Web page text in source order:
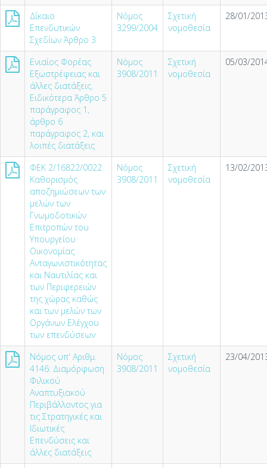
Δίκαιο
Επενδυτικών
Σχεδίων Άρθρο 3
Νόμος
3299/2004
Σχετική
νομοθεσία
28/01/
Ενιαίος Φορέας
Εξωστρέφειας και
άλλες διατάξεις.
Ειδικότερα Άρθρο 5
παράγραφος 1,
άρθρο 6
παράγραφος 2, και
λοιπές διατάξεις
Νόμος
3908/2011
Σχετική
νομοθεσία
05/03/
ΦΕΚ 2/16822/0022
Καθορισμός
αποζημιώσεων των
μελών των
Γνωμοδοτικών
Επιτροπών του
Υπουργείου
Οικονομίας
Ανταγωνιστικότητας
και Ναυτιλίας και
των Περιφερειών
της χώρας καθώς
και των μελών των
Οργάνων Ελέγχου
των επενδύσεων
Νόμος
3908/2011
Σχετική
νομοθεσία
13/02/
Νόμος υπ' Αριθμ.
4146: Διαμόρφωση
Φιλικού
Αναπτυξιακού
Περιβάλλοντος για
τις Στρατηγικές και
Ιδιωτικές
Επενδύσεις και
άλλες διατάξεις
Νόμος
3908/2011
Σχετική
νομοθεσία
23/04/